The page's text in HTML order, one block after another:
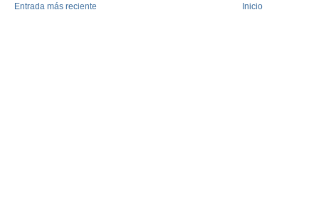
Entrada más reciente Inicio